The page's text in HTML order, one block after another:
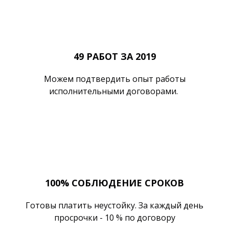
49 РАБОТ ЗА 2019
Можем подтвердить опыт работы
исполнительными договорами.
100% СОБЛЮДЕНИЕ СРОКОВ
Готовы платить неустойку. За каждый день
просрочки - 10 % по договору